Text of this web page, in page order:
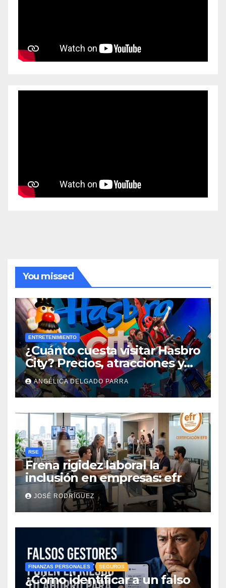
You missed
ENTRETENIMIENTO
¿Cuánto cuesta visitar Hasbro
City? Precios, atracciones y
actividades de Summer Fest
ANGÉLICA DELGADO PARRA
RSE
Frena rigidez laboral la
inclusión en empresas: efr
JOSÉ RODRÍGUEZ
FINANZAS PERSONALES SEGUROS
¿Cómo identificar a un falso